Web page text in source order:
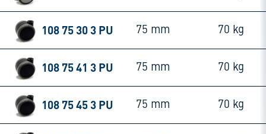
108 75 30 3 PU 75 mm 70 kg
108 75 41 3 PU 75 mm 70 kg
108 75 45 3 PU 75 mm 70 kg